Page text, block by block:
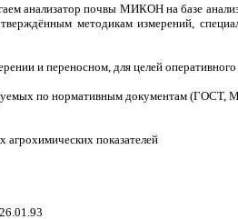
анализатор почвы МИКОН на базе
методикам измерений,
и переносном, для целей оперативного
по нормативным документам (ГОСТ,
показателей